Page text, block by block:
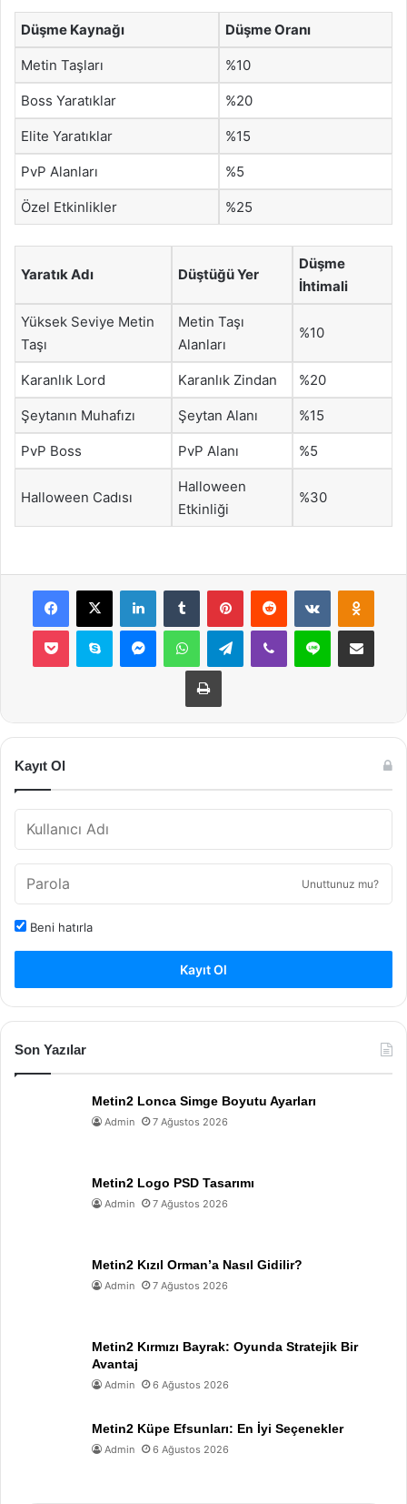
Düşme Kaynağı Düşme Oranı
Metin Taşları %10
Boss Yaratıklar %20
Elite Yaratıklar %15
PvP Alanları %5
Özel Etkinlikler %25
Yaratık Adı Düştüğü Yer
Düşme
İhtimali
Yüksek Seviye Metin
Taşı
Metin Taşı
Alanları
%10
Karanlık Lord Karanlık Zindan %20
Şeytanın Muhafızı Şeytan Alanı %15
PvP Boss PvP Alanı %5
Halloween Cadısı
Halloween
Etkinliği
%30
Facebook
X LinkedInTumblr PinterestReddit VKontakte
Pocket Skype MessengerWhatsAppTelegramViber Line E-Posta ile
Yazdır
Kayıt Ol
Unuttunuz mu?
Beni hatırla
Kayıt Ol
Son Yazılar
Metin2 Lonca Simge Boyutu Ayarları
Admin 7 Ağustos 2026
Metin2 Logo PSD Tasarımı
Admin 7 Ağustos 2026
Metin2 Kızıl Orman’a Nasıl Gidilir?
Admin 7 Ağustos 2026
Metin2 Kırmızı Bayrak: Oyunda Stratejik Bir
Avantaj
Admin 6 Ağustos 2026
Metin2 Küpe Efsunları: En İyi Seçenekler
Admin 6 Ağustos 2026